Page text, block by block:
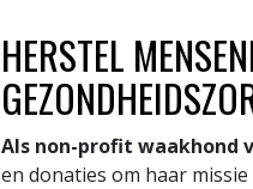
HERSTEL
Als non-profit waakhond
en donaties om haar